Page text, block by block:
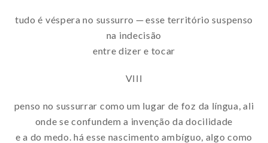
tudo é véspera no sussurro ─ esse território suspenso
na indecisão
entre dizer e tocar
VIII
penso no sussurrar como um lugar de foz da língua, ali
onde se confundem a invenção da docilidade
e a do medo. há esse nascimento ambíguo, algo como